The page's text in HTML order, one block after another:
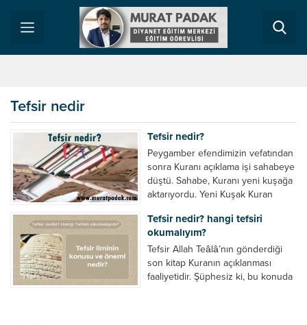
Tefsir nedir
Tefsir nedir?
Peygamber efendimizin vefatından
sonra Kuranı açıklama işi sahabeye
düştü. Sahabe, Kuranı yeni kuşağa
aktarıyordu. Yeni Kuşak Kuran
hakkındaki malumatlar da gittikçe
çoğalıyordu. Ayetlerin kimler
hakkında nazil olduğu, Surelerin
nazil olduğu yerler, bazı garip
kelimelerin manası, ayetlerde
Tefsir nedir? hangi tefsiri
okumalıyım?
Tefsir Allah Teâlâ’nın gönderdiği
son kitap Kuranın açıklanması
faaliyetidir. Şüphesiz ki, bu konuda